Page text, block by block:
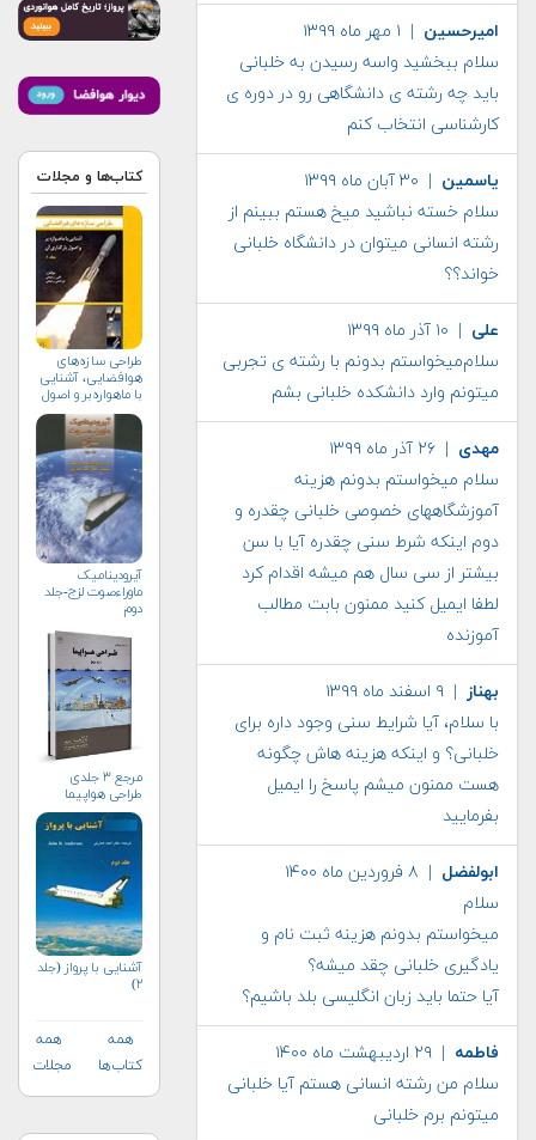
امیرحسین
سلام ببخشید واسه رسیدن به خلبانی
باید چه رشته ی دانشگاهی رو در دوره ی
کارشناسی انتخاب کنم
یاسمین
سلام خسته نباشید میخ هستم ببینم از
رشته انسانی میتوان در دانشگاه خلبانی
خواند؟؟
علی
سلام‌میخواستم بدونم با رشته ی تجربی
میتونم وارد دانشکده خلبانی بشم
مهدی
سلام میخواستم بدونم هزینه
آموزشگاههای خصوصی خلبانی چقدره و
دوم اینکه شرط سنی چقدره آیا با سن
بیشتر از سی سال هم میشه اقدام کرد
لطفا ایمیل کنید ممنون بابت مطالب
آموزنده
بهناز
با سلام، آیا شرایط سنی وجود داره برای
خلبانی؟ و اینکه هزینه هاش چگونه
هست ممنون میشم پاسخ را ایمیل
بفرمایید
ابولفضل
سلام
میخواستم بدونم هزینه ثبت نام و
یادگیری خلبانی چقد میشه؟
آیا حتما باید زبان انگلیسی بلد باشیم؟
فاطمه
سلام من رشته انسانی هستم آیا خلبانی
میتونم برم خلبانی
کتاب‌ها و مجلات
طراحی سازه‌های
هوافضایی، آشنایی
با ماهواره‌بر و اصول
بارگذاری آن، جلد ۱
آیرودینامیک
ماوراءصوت لزج-جلد
دوم
مرجع ۳ جلدی
طراحی هواپیما
آشنایی با پرواز (جلد
۲)
همه
کتاب‌ها
همه
مجلات